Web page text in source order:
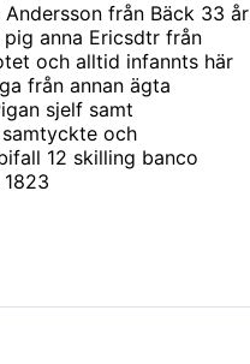
från Bäck 33 år
anna Ericsdtr från
och alltid infannts här
från annan ägta
sjelf samt
och
12 skilling banco